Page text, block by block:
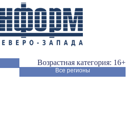
Возрастная категория: 16+
Все регионы